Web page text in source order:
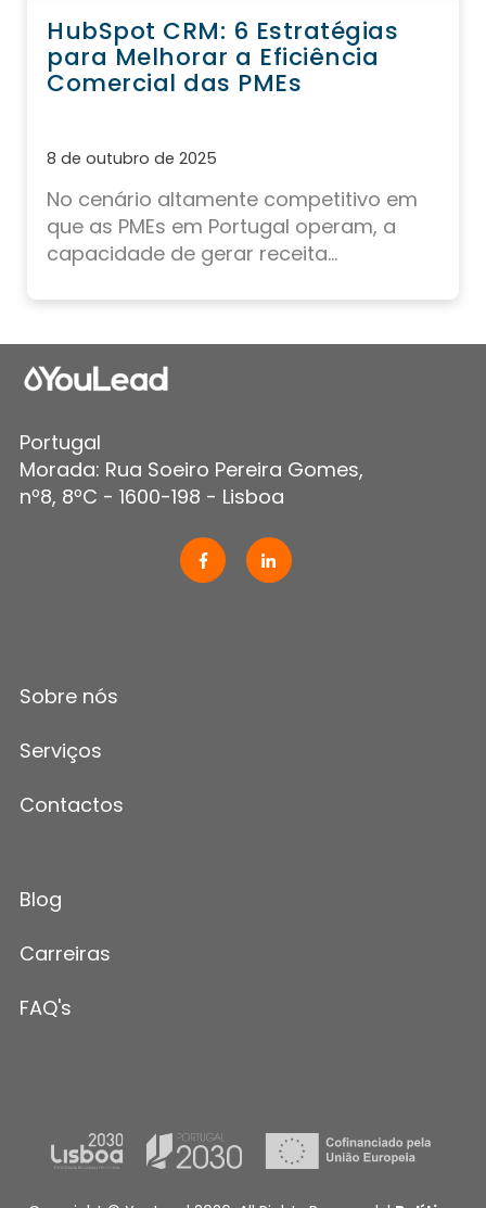
HubSpot CRM: 6 Estratégias
para Melhorar a Eficiência
Comercial das PMEs
8 de outubro de 2025
No cenário altamente competitivo em
que as PMEs em Portugal operam, a
capacidade de gerar receita...
Portugal
Morada: Rua Soeiro Pereira Gomes,
nº8, 8ºC - 1600-198 - Lisboa
Sobre nós
Serviços
Contactos
Blog
Carreiras
FAQ's